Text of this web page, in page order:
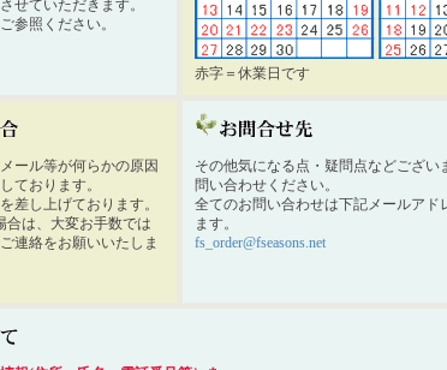
せていただきます。
参照ください。
赤字＝休業日です
ール等が何らかの原因
ております。
差し上げております。
合は、大変お手数では
連絡をお願いいたしま
その他気になる点・疑問点などござい
問い合わせください。
全てのお問い合わせは下記メールアド
ます。
fs_order@fseasons.net